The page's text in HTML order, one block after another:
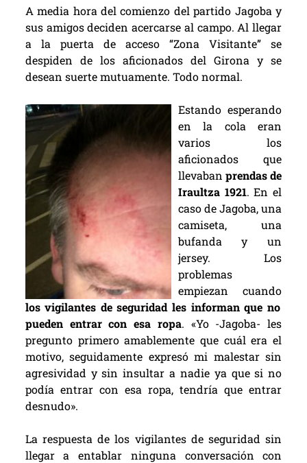
A media hora del comienzo del partido Jagoba y
sus amigos deciden acercarse al campo. Al llegar
a la puerta de acceso “Zona Visitante” se
despiden de los aficionados del Girona y se
desean suerte mutuamente. Todo normal.
Estando esperando
en la cola eran
varios los
aficionados que
llevaban prendas de
Iraultza 1921. En el
caso de Jagoba, una
camiseta, una
bufanda y un
jersey. Los
problemas
empiezan cuando
los vigilantes de seguridad les informan que no
pueden entrar con esa ropa. «Yo -Jagoba- les
pregunto primero amablemente que cuál era el
motivo, seguidamente expresó mi malestar sin
agresividad y sin insultar a nadie ya que si no
podía entrar con esa ropa, tendría que entrar
desnudo».
La respuesta de los vigilantes de seguridad sin
llegar a entablar ninguna conversación con